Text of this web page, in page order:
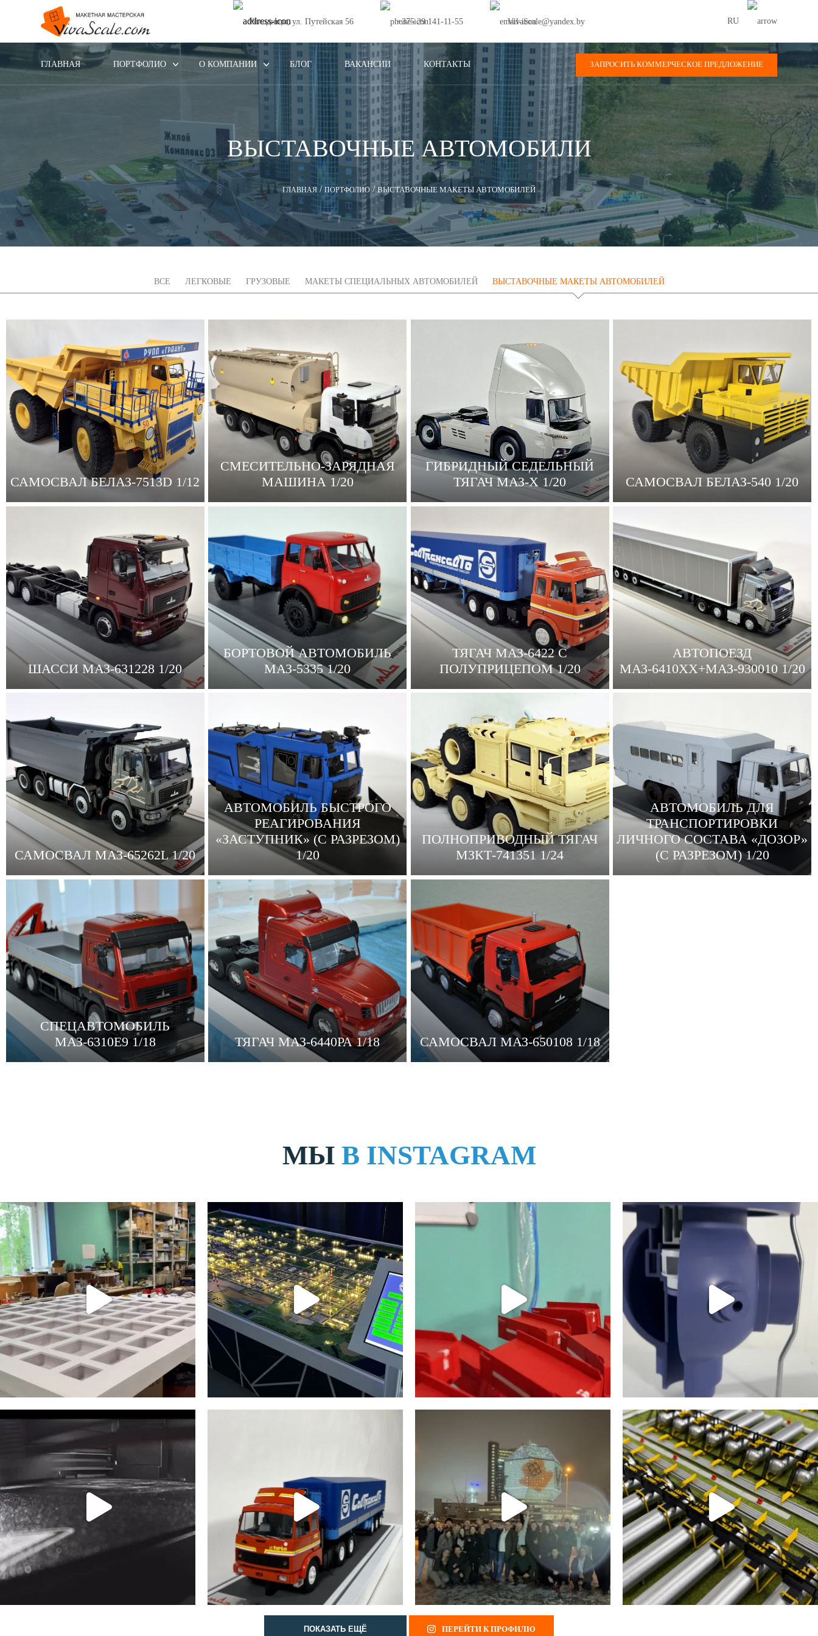
Колодищи, ул. Путейская 56 +375 29 141-11-55 VivaScale@yandex.by RU
ГЛАВНАЯ ПОРТФОЛИО О КОМПАНИИ БЛОГ ВАКАНСИИ КОНТАКТЫ ЗАПРОСИТЬ КОММЕРЧЕСКОЕ ПРЕДЛОЖЕНИЕ
ВЫСТАВОЧНЫЕ АВТОМОБИЛИ
ГЛАВНАЯ / ПОРТФОЛИО / ВЫСТАВОЧНЫЕ МАКЕТЫ АВТОМОБИЛЕЙ
ВСЕ ЛЕГКОВЫЕ ГРУЗОВЫЕ МАКЕТЫ СПЕЦИАЛЬНЫХ АВТОМОБИЛЕЙ ВЫСТАВОЧНЫЕ МАКЕТЫ АВТОМОБИЛЕЙ
САМОСВАЛ БЕЛАЗ-7513D 1/12
СМЕСИТЕЛЬНО-ЗАРЯДНАЯ
МАШИНА 1/20
ГИБРИДНЫЙ СЕДЕЛЬНЫЙ
ТЯГАЧ МАЗ-Х 1/20
САМОСВАЛ БЕЛАЗ-540 1/20
ШАССИ МАЗ-631228 1/20
БОРТОВОЙ АВТОМОБИЛЬ
МАЗ-5335 1/20
ТЯГАЧ МАЗ-6422 С
ПОЛУПРИЦЕПОМ 1/20
АВТОПОЕЗД
МАЗ-6410ХХ+МАЗ-930010 1/20
САМОСВАЛ МАЗ-65262L 1/20
АВТОМОБИЛЬ БЫСТРОГО
РЕАГИРОВАНИЯ
«ЗАСТУПНИК» (С РАЗРЕЗОМ)
1/20
ПОЛНОПРИВОДНЫЙ ТЯГАЧ
МЗКТ-741351 1/24
АВТОМОБИЛЬ ДЛЯ
ТРАНСПОРТИРОВКИ
ЛИЧНОГО СОСТАВА «ДОЗОР»
(С РАЗРЕЗОМ) 1/20
СПЕЦАВТОМОБИЛЬ
МАЗ-6310Е9 1/18
ТЯГАЧ МАЗ-6440РА 1/18 САМОСВАЛ МАЗ-650108 1/18
МЫ В INSTAGRAM
ПОКАЗАТЬ ЕЩЁ ПЕРЕЙТИ К ПРОФИЛЮ